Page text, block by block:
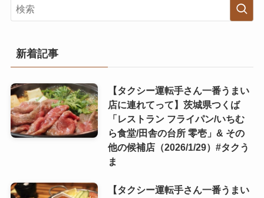
新着記事
【タクシー運転手さん一番うまい
店に連れてって】茨城県つくば
「レストラン フライパン/いちむ
ら食堂/田舎の台所 零壱」& その
他の候補店（2026/1/29）#タクう
ま
【タクシー運転手さん一番うまい